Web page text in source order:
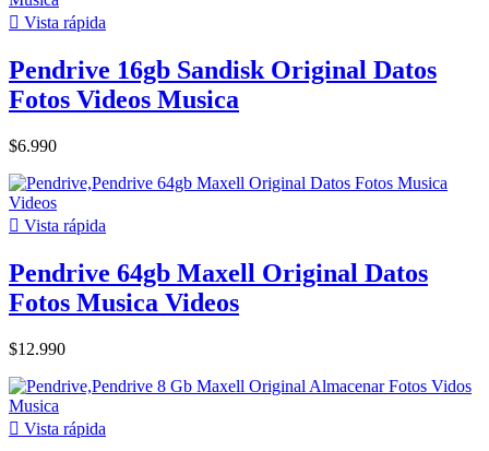
 Vista rápida
Pendrive 16gb Sandisk Original Datos
Fotos Videos Musica
$6.990
 Vista rápida
Pendrive 64gb Maxell Original Datos
Fotos Musica Videos
$12.990
 Vista rápida